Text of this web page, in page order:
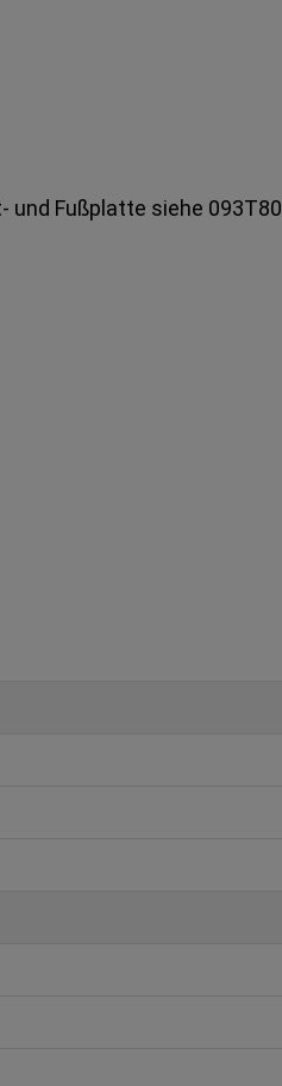
und Fußplatte siehe